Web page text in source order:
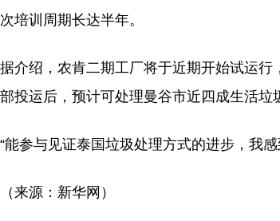
次培训周期长达半年。
据介绍，农肯二期工厂将于近期开始试运
部投运后，预计可处理曼谷市近四成生活垃
“能参与见证泰国垃圾处理方式的进步，我感
（来源：新华网）